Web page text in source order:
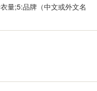
量;5:品牌（中文或外文名